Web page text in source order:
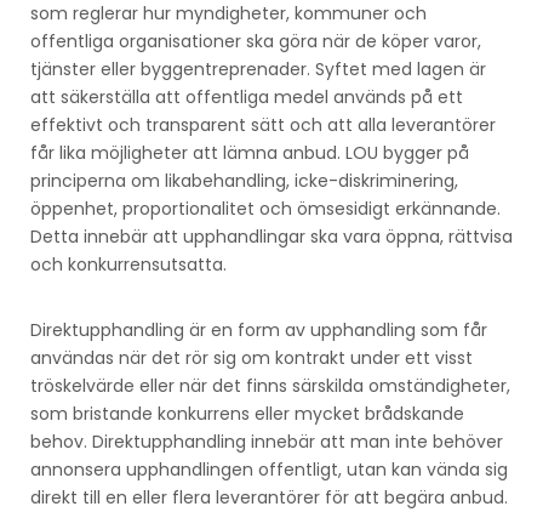
som reglerar hur myndigheter, kommuner och
offentliga organisationer ska göra när de köper varor,
tjänster eller byggentreprenader. Syftet med lagen är
att säkerställa att offentliga medel används på ett
effektivt och transparent sätt och att alla leverantörer
får lika möjligheter att lämna anbud. LOU bygger på
principerna om likabehandling, icke-diskriminering,
öppenhet, proportionalitet och ömsesidigt erkännande.
Detta innebär att upphandlingar ska vara öppna, rättvisa
och konkurrensutsatta.
Direktupphandling är en form av upphandling som får
användas när det rör sig om kontrakt under ett visst
tröskelvärde eller när det finns särskilda omständigheter,
som bristande konkurrens eller mycket brådskande
behov. Direktupphandling innebär att man inte behöver
annonsera upphandlingen offentligt, utan kan vända sig
direkt till en eller flera leverantörer för att begära anbud.